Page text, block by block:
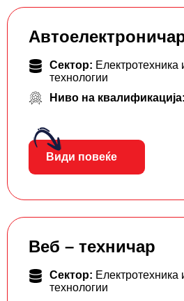
Сектор:
технологии
Ниво на квалификација:
Види повеќе
Веб – техничар
Сектор:
технологии